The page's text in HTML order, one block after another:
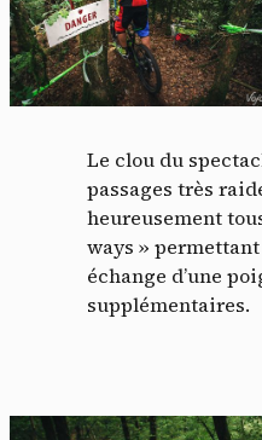
Le clou du
passages très
heureusement
ways »
échange d’une
supplémentaires.